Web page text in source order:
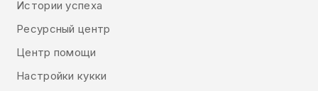
Истории успеха
Ресурсный центр
Центр помощи
Настройки кукки